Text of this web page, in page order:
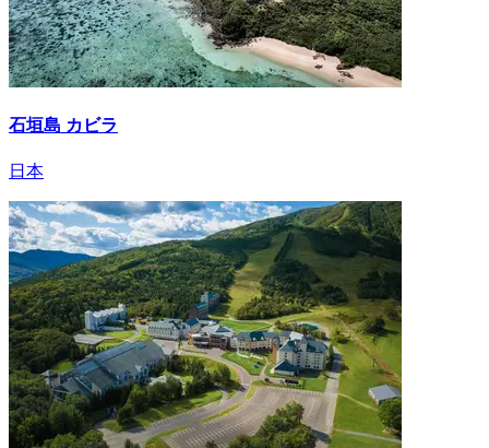
石垣島 カビラ
日本